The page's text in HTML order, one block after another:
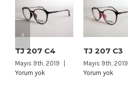
TJ 207 C4
Mayıs 9th, 2019
|
Yorum yok
TJ 207 C3
Mayıs 9th, 2019
Yorum yok